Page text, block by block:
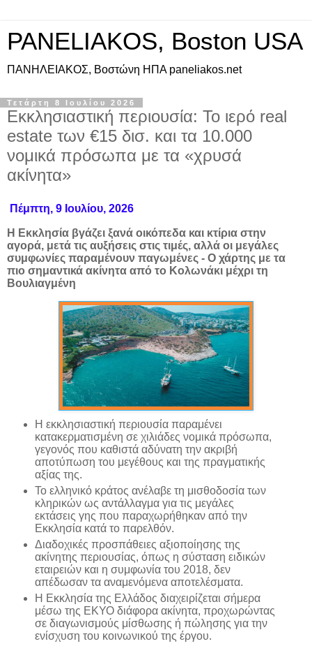
PANELIAKOS, Boston USA
ΠAΝΗΛΕΙΑΚΟΣ, Βοστώνη ΗΠΑ paneliakos.net
Τετάρτη 8 Ιουλίου 2026
Εκκλησιαστική περιουσία: Το ιερό real
estate των €15 δισ. και τα 10.000
νομικά πρόσωπα με τα «χρυσά
ακίνητα»
Πέμπτη, 9 Ιουλίου, 2026
Η Εκκλησία βγάζει ξανά οικόπεδα και κτίρια στην
αγορά, μετά τις αυξήσεις στις τιμές, αλλά οι μεγάλες
συμφωνίες παραμένουν παγωμένες - Ο χάρτης με τα
πιο σημαντικά ακίνητα από το Κολωνάκι μέχρι τη
Βουλιαγμένη
Η εκκλησιαστική περιουσία παραμένει
κατακερματισμένη σε χιλιάδες νομικά πρόσωπα,
γεγονός που καθιστά αδύνατη την ακριβή
αποτύπωση του μεγέθους και της πραγματικής
αξίας της.
Το ελληνικό κράτος ανέλαβε τη μισθοδοσία των
κληρικών ως αντάλλαγμα για τις μεγάλες
εκτάσεις γης που παραχωρήθηκαν από την
Εκκλησία κατά το παρελθόν.
Διαδοχικές προσπάθειες αξιοποίησης της
ακίνητης περιουσίας, όπως η σύσταση ειδικών
εταιρειών και η συμφωνία του 2018, δεν
απέδωσαν τα αναμενόμενα αποτελέσματα.
Η Εκκλησία της Ελλάδος διαχειρίζεται σήμερα
μέσω της ΕΚΥΟ διάφορα ακίνητα, προχωρώντας
σε διαγωνισμούς μίσθωσης ή πώλησης για την
ενίσχυση του κοινωνικού της έργου.